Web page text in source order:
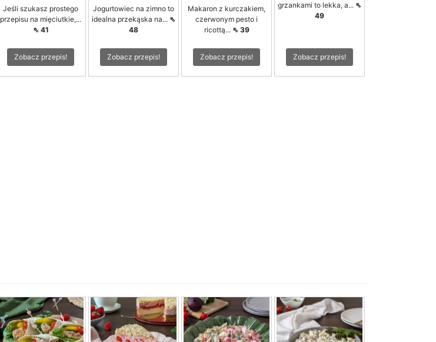
Jeśli szukasz prostego
przepisu na mięciutkie,...
⇖ 41
Zobacz przepis!
Jogurtowiec na zimno to
idealna przekąska na... ⇖
48
Zobacz przepis!
Makaron z kurczakiem,
czerwonym pesto i
ricottą... ⇖ 39
Zobacz przepis!
grzankami to lekka, a... ⇖
49
Zobacz przepis!